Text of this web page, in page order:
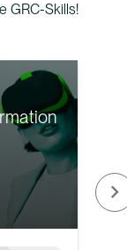
GRC-Skills!